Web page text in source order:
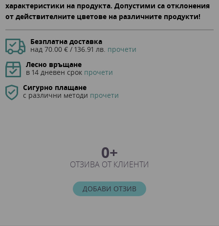
характеристики на продукта. Допустими са отклонения
от действителните цветове на различните продукти!
Безплатна доставка
над 70.00 € / 136.91 лв. прочети
Лесно връщане
в 14 дневен срок прочети
Сигурно плащане
с различни методи прочети
0+
ОТЗИВА ОТ КЛИЕНТИ
ДОБАВИ ОТЗИВ